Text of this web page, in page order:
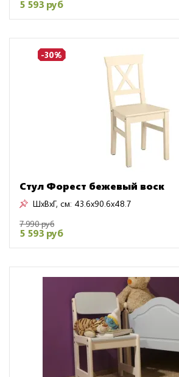
5 593 руб
-30%
Стул Форест бежевый воск
ШxВxГ, см: 43.6x90.6x48.7
7 990 руб
5 593 руб